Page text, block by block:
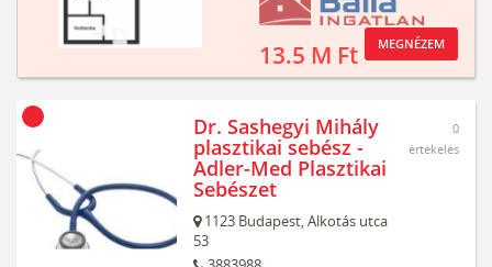
13.5 M Ft MEGNÉZEM
Dr. Sashegyi Mihály
plasztikai sebész -
Adler-Med Plasztikai
Sebészet
1123 Budapest,Alkotás utca
53
0
értékelés